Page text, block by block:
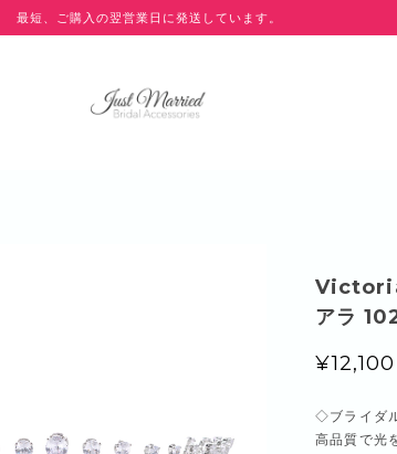
最短、ご購入の翌営業日に発送しています。
Victoria
アラ
¥12,100
◇ブライダ
高品質で光